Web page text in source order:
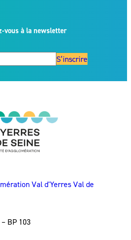
vous à la newsletter
S’inscrire
Val d'Yerres Val de
BP 103